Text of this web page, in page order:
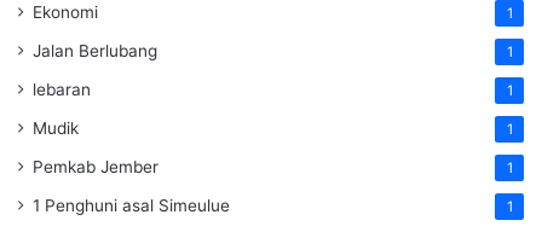
Ekonomi 1
Jalan Berlubang 1
lebaran 1
Mudik 1
Pemkab Jember 1
1 Penghuni asal Simeulue 1